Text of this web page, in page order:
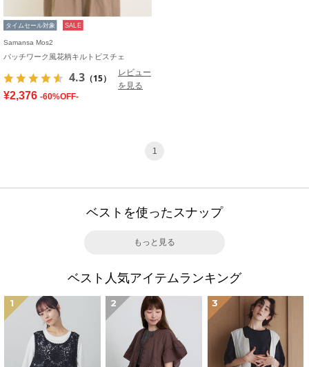
タイムセール対象 SALE
Samansa Mos2
パッチワーク風花柄キルトビスチェ
4.3 （15）
レビュー
を見る
¥2,376 -60%OFF-
1
ベストを使ったスナップ
もっと見る
ベスト人気アイテムランキング
1 2 3